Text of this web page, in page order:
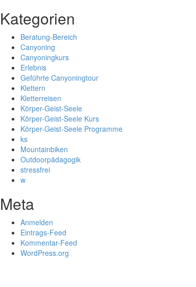
Kategorien
Beratung-Bereich
Canyoning
Canyoningkurs
Erlebnis
Geführte Canyoningtour
Klettern
Kletterreisen
Körper-Geist-Seele
Körper-Geist-Seele Kurs
Körper-Geist-Seele Programme
ks
Mountainbiken
Outdoorpädagogik
stressfrei
w
Meta
Anmelden
Eintrags-Feed
Kommentar-Feed
WordPress.org